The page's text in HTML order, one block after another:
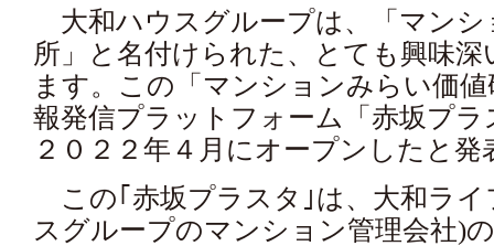
大和ハウスグループは、「マンシ
所」と名付けられた、とても興味
ます。この「マンションみらい価
報発信プラットフォーム「赤坂プラ
２０２２年４月にオープンしたと発
この｢赤坂プラスタ｣は、大和ライ
スグループのマンション管理会社)